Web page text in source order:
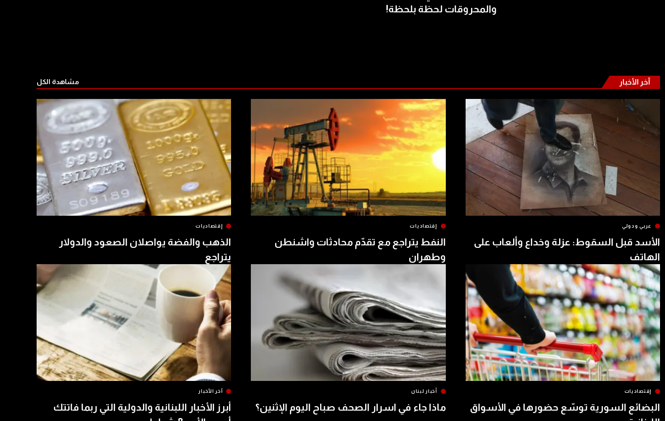
والمحروقات لحظة بلحظة!
آخر الأخبار مشاهدة الكل
عربي ودولي
الأسد قبل السقوط: عزلة وخداع وألعاب على
الهاتف
إقتصاديات
النفط يتراجع مع تقدّم محادثات واشنطن
وطهران
إقتصاديات
الذهب والفضة يواصلان الصعود والدولار
يتراجع
إقتصاديات
البضائع السورية توسّع حضورها في الأسواق
أخبار لبنان
ماذا جاء في اسرار الصحف صباح اليوم الإثنين؟
آخر الأخبار
أبرز الأخبار اللبنانية والدولية التي ربما فاتتك